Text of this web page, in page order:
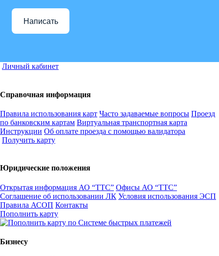
Написать
Личный кабинет
Справочная информация
Правила использования карт Часто задаваемые вопросы Проезд
по банковским картам Виртуальная транспортная карта
Инструкции Об оплате проезда с помощью валидатора
Получить карту
Юридические положения
Открытая информация АО “ТТС” Офисы АО “ТТС”
Соглашение об использовании ЛК Условия использования ЭСП
Правила АСОП Контакты
Пополнить карту
Бизнесу